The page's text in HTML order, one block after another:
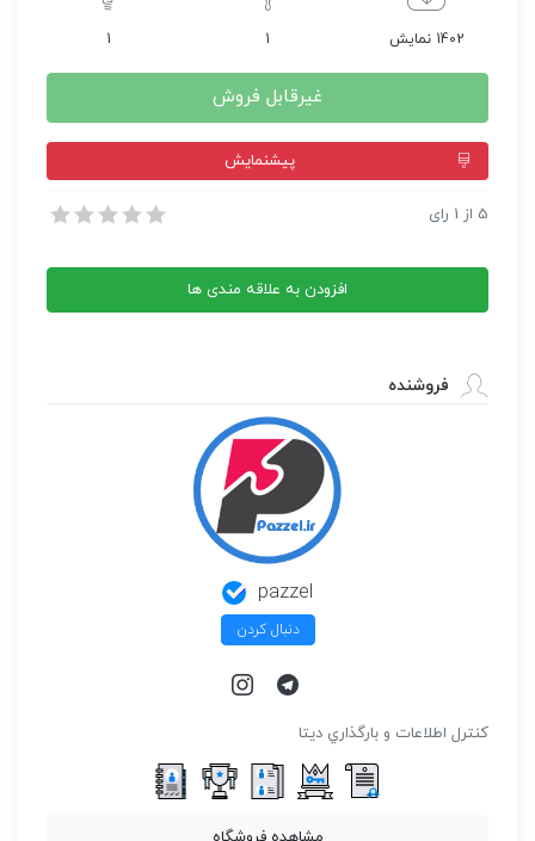
1402 نمایش 1
1
غیرقابل فروش
پيشنمايش
قالب وردپرس Travesia
5 از 1 رای
افزودن به علاقه مندی ها
فروشنده
pazzel
دنبال کردن
كنترل اطلاعات و بارگذاري ديتا